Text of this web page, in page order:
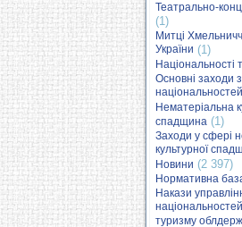
Театрально-
(1)
Митці
України (1)
Національності
Основні заходи
національностей
Нематеріальна
спадщина (1)
Заходи у сфері
культурної
Новини (2 397)
Нормативна
Накази
туризму